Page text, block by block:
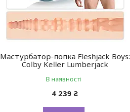
Мастурбатор-попка Fleshjack Boys:
Colby Keller Lumberjack
В наявності
4 239 ₴